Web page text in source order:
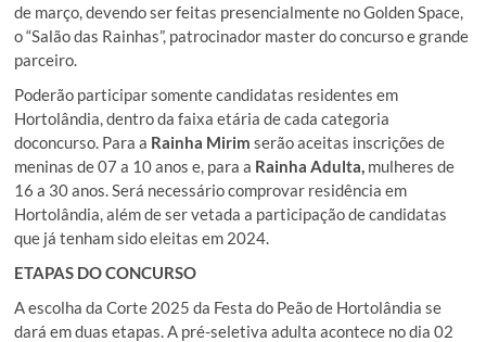
de março, devendo ser feitas presencialmente no Golden Space,
o “Salão das Rainhas”, patrocinador master do concurso e grande
parceiro.
Poderão participar somente candidatas residentes em
Hortolândia, dentro da faixa etária de cada categoria
doconcurso. Para a Rainha Mirim serão aceitas inscrições de
meninas de 07 a 10 anos e, para a Rainha Adulta mulheres de
16 a 30 anos. Será necessário comprovar residência em
Hortolândia, além de ser vetada a participação de candidatas
que já tenham sido eleitas em 2024.
ETAPAS DO CONCURSO
A escolha da Corte 2025 da Festa do Peão de Hortolândia se
dará em duas etapas. A pré-seletiva adulta acontece no dia 02